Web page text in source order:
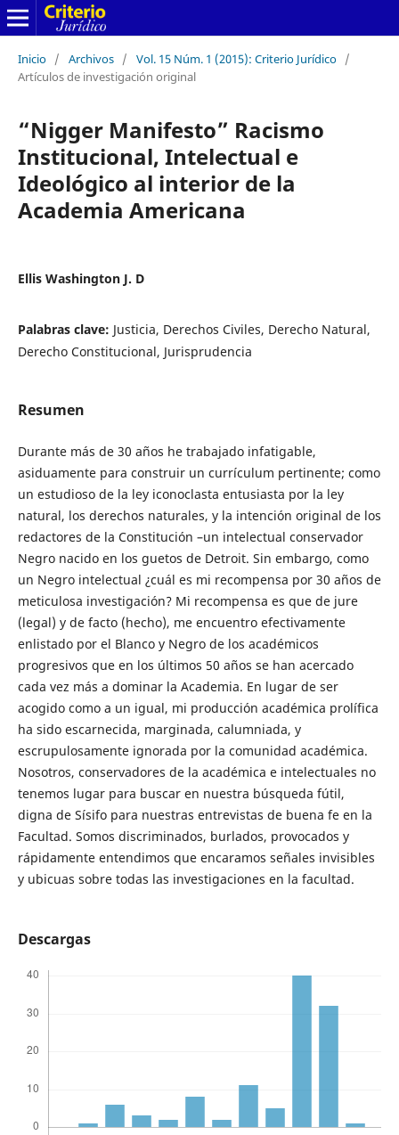
Inicio / Archivos / Vol. 15 Núm. 1 (2015): Criterio Jurídico /
Artículos de investigación original
“Nigger Manifesto” Racismo
Institucional, Intelectual e
Ideológico al interior de la
Academia Americana
Ellis Washington J. D
Palabras clave: Justicia, Derechos Civiles, Derecho Natural,
Derecho Constitucional, Jurisprudencia
Resumen
Durante más de 30 años he trabajado infatigable,
asiduamente para construir un currículum pertinente; como
un estudioso de la ley iconoclasta entusiasta por la ley
natural, los derechos naturales, y la intención original de los
redactores de la Constitución –un intelectual conservador
Negro nacido en los guetos de Detroit. Sin embargo, como
un Negro intelectual ¿cuál es mi recompensa por 30 años de
meticulosa investigación? Mi recompensa es que de jure
(legal) y de facto (hecho), me encuentro efectivamente
enlistado por el Blanco y Negro de los académicos
progresivos que en los últimos 50 años se han acercado
cada vez más a dominar la Academia. En lugar de ser
acogido como a un igual, mi producción académica prolífica
ha sido escarnecida, marginada, calumniada, y
escrupulosamente ignorada por la comunidad académica.
Nosotros, conservadores de la académica e intelectuales no
tenemos lugar para buscar en nuestra búsqueda fútil,
digna de Sísifo para nuestras entrevistas de buena fe en la
Facultad. Somos discriminados, burlados, provocados y
rápidamente entendimos que encaramos señales invisibles
y ubicuas sobre todas las investigaciones en la facultad.
Descargas